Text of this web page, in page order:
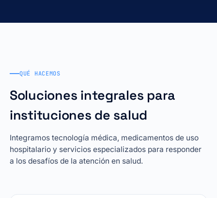
QUÉ HACEMOS
Soluciones integrales para
instituciones de salud
Integramos tecnología médica, medicamentos de uso
hospitalario y servicios especializados para responder
a los desafíos de la atención en salud.